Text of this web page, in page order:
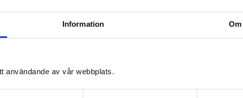
Information Om
användande av vår webbplats.